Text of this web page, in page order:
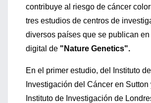
contribuye al riesgo de cáncer
tres estudios de centros de
diversos países que se publican
digital de "Nature Genetics".
En el primer estudio, del Instituto de
Investigación del Cáncer en Sutton
Instituto de Investigación de